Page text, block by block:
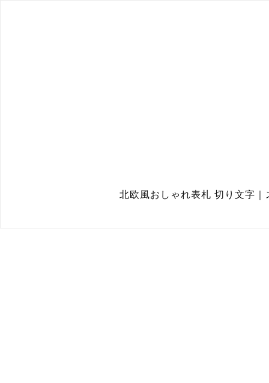
北欧風おしゃれ表札 切り文字